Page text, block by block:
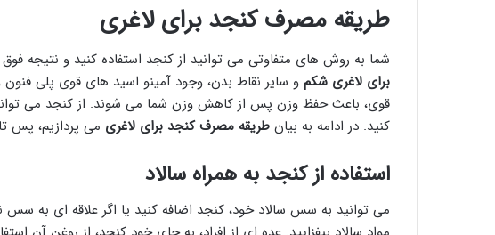
طریقه مصرف کنجد برای لاغری
شما به روش های متفاوتی می توانید از کنجد استفاده کنید و نتیجه فوق
برای لاغری شکم و سایر نقاط بدن، وجود آمینو اسید های قوی پلی
قوی، باعث حفظ وزن پس از کاهش وزن شما می شوند. از کنجد می
کنید. در ادامه به بیان طریقه مصرف کنجد برای لاغری می پردازیم، پس
استفاده از کنجد به همراه سالاد
می توانید به سس سالاد خود، کنجد اضافه کنید یا اگر علاقه ای به سس